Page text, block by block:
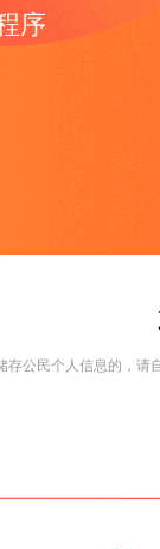
序
存公民个人信息的，